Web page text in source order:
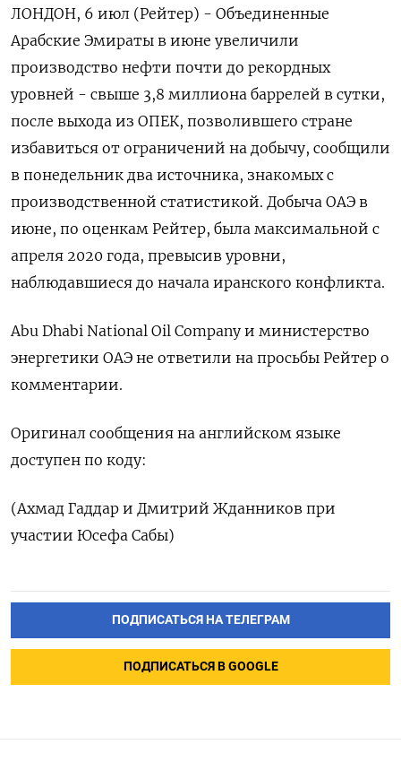
ЛОНДОН, 6 июл (Рейтер) - Объединенные
Арабские Эмираты в июне увеличили
‌производство нефти почти до рекордных
уровней - свыше 3,8 ​миллиона ​баррелей в ​сутки,
после ⁠выхода ‌из ОПЕК, позволившего стране
‌избавиться от ограничений на добычу, сообщили
​в понедельник ‌два источника, знакомых ​с
производственной статистикой. Добыча ОАЭ ‌в
июне, по оценкам Рейтер, была максимальной ​с ​
апреля 2020 ‌года, превысив уровни,
наблюдавшиеся ​до начала иранского конфликта.
Abu Dhabi National Oil Company и министерство
энергетики ОАЭ не ответили на просьбы ​Рейтер о
⁠комментарии.
Оригинал сообщения на английском ‌языке
доступен по ‌коду:
(Ахмад Гаддар и Дмитрий ​Жданников при
участии ‌Юсефа Сабы)
ПОДПИСАТЬСЯ НА ТЕЛЕГРАМ
ПОДПИСАТЬСЯ В GOOGLE